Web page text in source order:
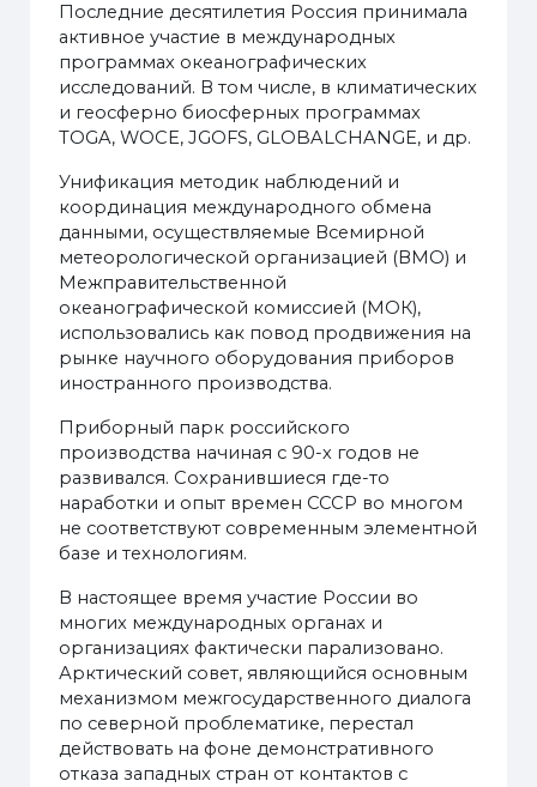
Последние десятилетия Россия принимала
активное участие в международных
программах океанографических
исследований. В том числе, в климатических
и геосферно биосферных программах
TOGA, WOCE, JGOFS, GLOBALCHANGE, и др.
Унификация методик наблюдений и
координация международного обмена
данными, осуществляемые Всемирной
метеорологической организацией (ВМО) и
Межправительственной
океанографической комиссией (МОК),
использовались как повод продвижения на
рынке научного оборудования приборов
иностранного производства.
Приборный парк российского
производства начиная с 90-х годов не
развивался. Сохранившиеся где-то
наработки и опыт времен СССР во многом
не соответствуют современным элементной
базе и технологиям.
В настоящее время участие России во
многих международных органах и
организациях фактически парализовано.
Арктический совет, являющийся основным
механизмом межгосударственного диалога
по северной проблематике, перестал
действовать на фоне демонстративного
отказа западных стран от контактов с